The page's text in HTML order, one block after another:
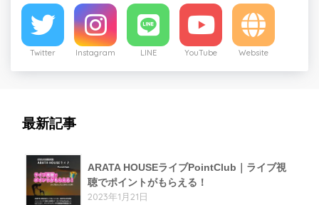
Twitter Instagram LINE YouTube Website
最新記事
ARATA HOUSEライブPointClub｜ライブ視
聴でポイントがもらえる！
2023年1月21日